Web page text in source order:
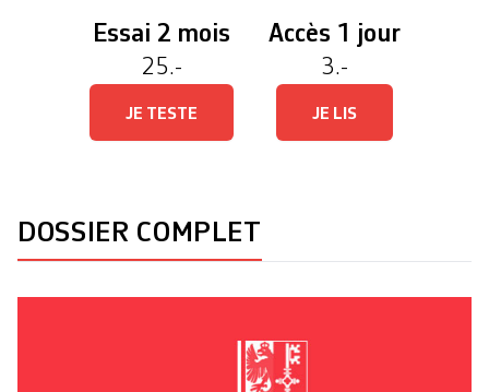
Essai 2 mois
25.-
JE TESTE
Accès 1 jour
3.-
JE LIS
DOSSIER COMPLET